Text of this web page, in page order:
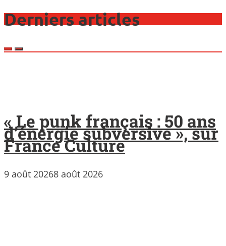
Derniers articles
« Le punk français : 50 ans
d’énergie subversive », sur
France Culture
9 août 20268 août 2026